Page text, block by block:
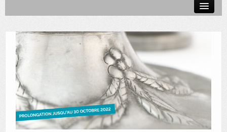
MUSÉE GRÉTRY
MUSÉE DU LUMINAIRE
FONDS PATRIMONIAUX
AUTRES LIEUX
ANIMATIONS DES MUSÉES